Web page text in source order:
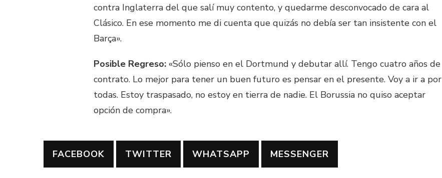
contra Inglaterra del que salí muy contento, y quedarme desconvocado de cara al
Clásico. En ese momento me di cuenta que quizás no debía ser tan insistente con el
Barça».
Posible Regreso: «Sólo pienso en el Dortmund y debutar allí. Tengo cuatro años de
contrato. Lo mejor para tener un buen futuro es pensar en el presente. Voy a ir a por
todas. Estoy traspasado, no estoy en tierra de nadie. El Borussia no quiso aceptar
opción de compra».
FACEBOOK TWITTER WHATSAPP MESSENGER